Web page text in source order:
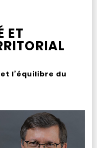
ET
l’équilibre du